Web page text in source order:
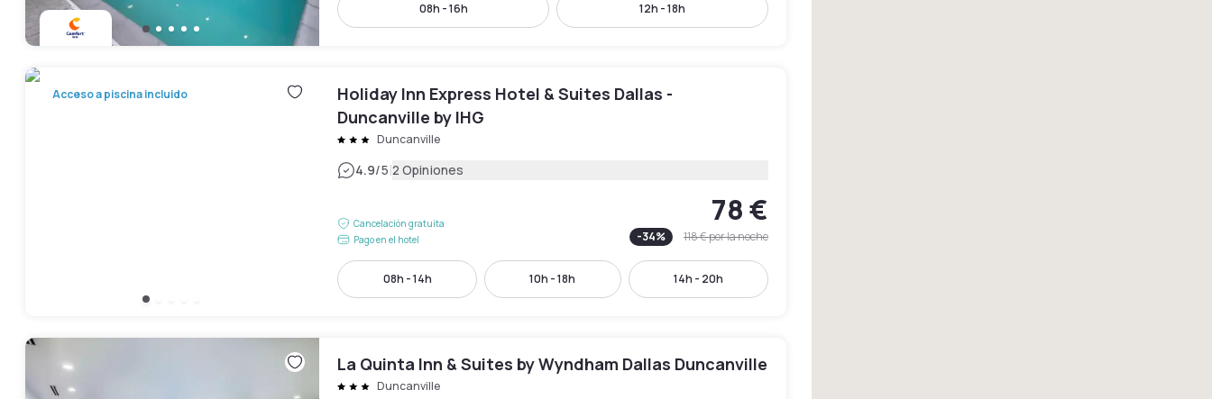
08h - 16h 12h - 18h
Acceso a piscina incluido
Holiday Inn Express Hotel & Suites Dallas -
Duncanville by IHG
Duncanville
4.9/5|2 Opiniones
Cancelación gratuita
Pago en el hotel
78 €
-34% 118 €por la noche
08h - 14h 10h - 18h 14h - 20h
La Quinta Inn & Suites by Wyndham Dallas Duncanville
Duncanville